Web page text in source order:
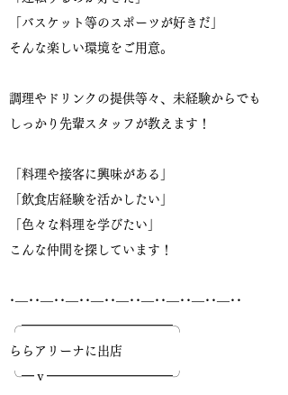
「バスケット等のスポーツが好きだ」
そんな楽しい環境をご用意。
調理やドリンクの提供等々、未経験からでも
しっかり先輩スタッフが教えます！
「料理や接客に興味がある」
「飲食店経験を活かしたい」
「色々な料理を学びたい」
こんな仲間を探しています！
･―･･―･･―･･―･･―･･―･･―･･―･･―･･
╭━━━━━━━━━━━━╮
ららアリーナに出店
╰━ｖ━━━━━━━━━━╯